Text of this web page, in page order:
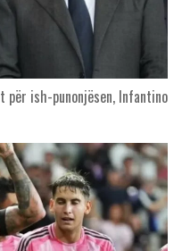
për ish-punonjësen, Infantino